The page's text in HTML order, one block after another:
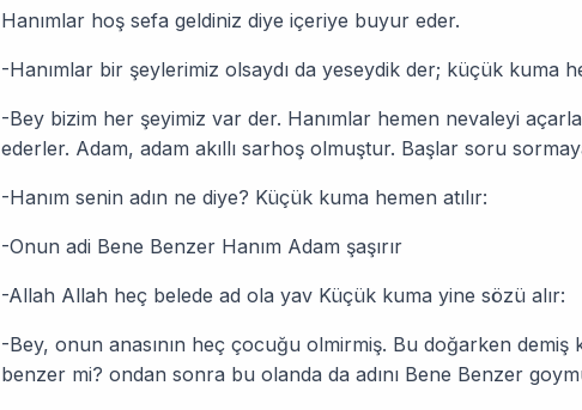
Hanımlar hoş sefa geldiniz diye içeriye buyur eder.
-Hanımlar bir şeylerimiz olsaydı da yeseydik der; küçük kuma
-Bey bizim her şeyimiz var der. Hanımlar hemen nevaleyi
ederler. Adam, adam akıllı sarhoş olmuştur. Başlar soru
-Hanım senin adın ne diye? Küçük kuma hemen atılır:
-Onun adi Bene Benzer Hanım Adam şaşırır
-Allah Allah heç belede ad ola yav Küçük kuma yine sözü alır:
-Bey, onun anasının heç çocuğu olmirmiş. Bu doğarken
benzer mi? ondan sonra bu olanda da adını Bene Benzer